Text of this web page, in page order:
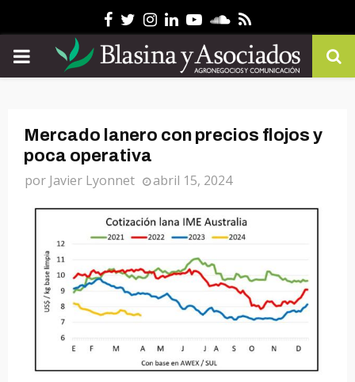
Facebook
Twitter
Instagram
Linkedin
YoutubeSoundcloud
Rss
PRIMARY
Mercado lanero con precios flojos y
poca operativa
por Javier Lyonnet abril 15, 2024